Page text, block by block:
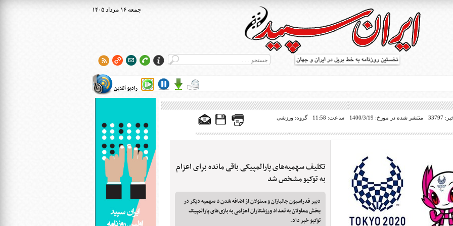
۱۴۰۵ جمعه ۱۶ مرداد
رادیو آنلاین
بریل در جهان
منتشر شده در مورخ: 1400/3/19 ساعت: 11:58 گروه: ورزشی
تکلیف سهمیه‌های پارالمپیکی باقی مانده برای اعزام
به توکیو مشخص شد
دبیر فدراسیون جانبازان و معلولان از اضافه شدن ۵ سهمیه دیگر در
بخش معلولان به تعداد ورزشکاران اعزامی به بازی‌های پارالمپیک
توکیو خبر داد.